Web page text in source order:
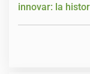
innovar: la